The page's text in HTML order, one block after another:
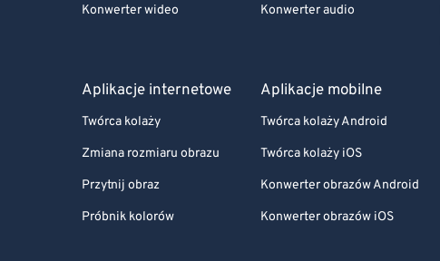
Konwerter wideo Konwerter audio
Aplikacje internetowe
Twórca kolaży
Zmiana rozmiaru obrazu
Przytnij obraz
Próbnik kolorów
Aplikacje mobilne
Twórca kolaży Android
Twórca kolaży iOS
Konwerter obrazów Android
Konwerter obrazów iOS